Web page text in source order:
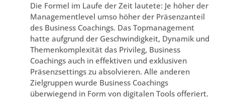
Die Formel im Laufe der Zeit lautete: Je höher der
Managementlevel umso höher der Präsenzanteil
des Business Coachings. Das Topmanagement
hatte aufgrund der Geschwindigkeit, Dynamik und
Themenkomplexität das Privileg, Business
Coachings auch in effektiven und exklusiven
Präsenzsettings zu absolvieren. Alle anderen
Zielgruppen wurde Business Coachings
überwiegend in Form von digitalen Tools offeriert.